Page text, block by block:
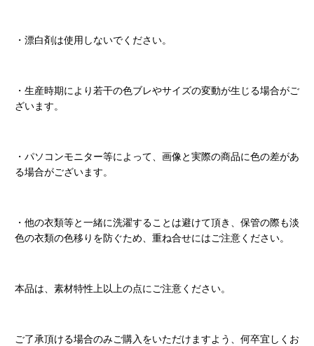
・漂白剤は使用しないでください。
・生産時期により若干の色ブレやサイズの変動が生じる場合がご
ざいます。
・パソコンモニター等によって、画像と実際の商品に色の差があ
る場合がございます。
・他の衣類等と一緒に洗濯することは避けて頂き、保管の際も淡
色の衣類の色移りを防ぐため、重ね合せにはご注意ください。
本品は、素材特性上以上の点にご注意ください。
ご了承頂ける場合のみご購入をいただけますよう、何卒宜しくお